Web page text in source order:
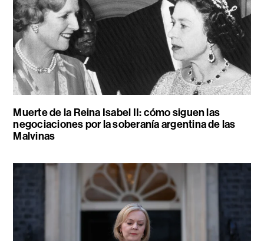
Muerte de la Reina Isabel II: cómo siguen las
negociaciones por la soberanía argentina de las
Malvinas